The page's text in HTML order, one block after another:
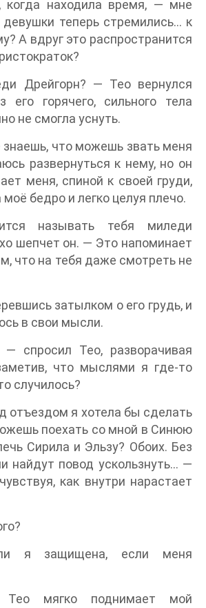
находила время, — мне
девушки теперь стремились… к
А вдруг это распространится
Дрейгорн? — Тео вернулся
его горячего, сильного тела
не смогла уснуть.
что можешь звать меня
развернуться к нему, но он
меня, спиной к своей груди,
моё бедро и легко целуя плечо.
называть тебя миледи
шепчет он. — Это напоминает
что на тебя даже смотреть не
затылком о его грудь, и
в свои мысли.
спросил Тео, разворачивая
что мыслями я где-то
случилось?
отъездом я хотела бы сделать
поехать со мной в Синюю
Сирила и Эльзу? Обоих. Без
найдут повод ускользнуть… —
как внутри нарастает
я защищена, если меня
мягко поднимает мой